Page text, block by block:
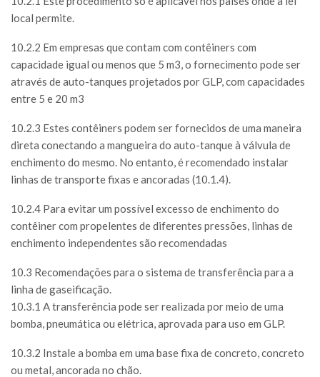
local permite.
10.2.2 Em empresas que contam com contêiners com
capacidade igual ou menos que 5 m3, o fornecimento pode ser
através de auto-tanques projetados por GLP, com capacidades
entre 5 e 20 m3
10.2.3 Estes contêiners podem ser fornecidos de uma maneira
direta conectando a mangueira do auto-tanque à válvula de
enchimento do mesmo. No entanto, é recomendado instalar
linhas de transporte fixas e ancoradas (10.1.4).
10.2.4 Para evitar um possível excesso de enchimento do
contêiner com propelentes de diferentes pressões, linhas de
enchimento independentes são recomendadas
10.3 Recomendações para o sistema de transferência para a
linha de gaseificação.
10.3.1 A transferência pode ser realizada por meio de uma
bomba, pneumática ou elétrica, aprovada para uso em GLP.
10.3.2 Instale a bomba em uma base fixa de concreto, concreto
ou metal, ancorada no chão.